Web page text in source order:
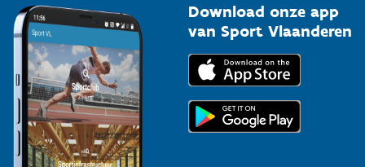
Download onze app
van Sport Vlaanderen